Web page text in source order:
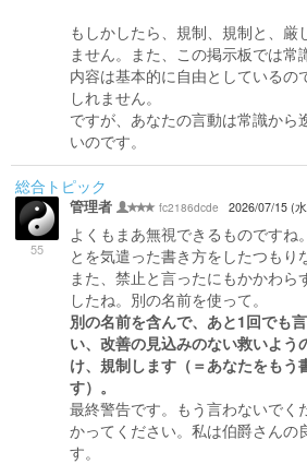
もしかしたら、規制、規制と、厳
ません。また、この掲示板では常
内容は基本的に自由としているの
しれません。
ですが、あなたの言動は常識から
いのです。
総合トピック
55
管理者 fc2186dcde 2026/07/15 (
よくもまあ無視できるものですね
とを気遣った書き方をしたつもり
また、禁止と言ったにもかかわら
したね。別の名前を使って。
別の名前を含んで、あと1回でも
い、改善の見込みのない救いよう
け、規制します（＝あなたをもう
す）。
最終警告です。もう言わないでく
かってください。私は伯爵さんの
す。